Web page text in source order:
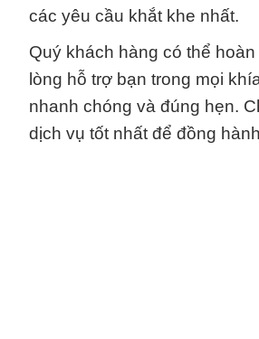
các yêu cầu khắt khe nhất.
Quý khách hàng có thể
lòng hỗ trợ bạn trong mọi
nhanh chóng và đúng hẹn.
dịch vụ tốt nhất để đồng